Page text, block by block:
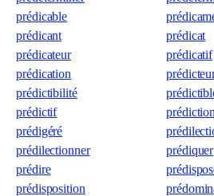
prédicable
prédicant
prédicat
prédicateur
prédicatif
prédication
prédictibilité
prédictif
prédiction
prédigéré
prédilectionner
prédiquer
prédire
prédisposition